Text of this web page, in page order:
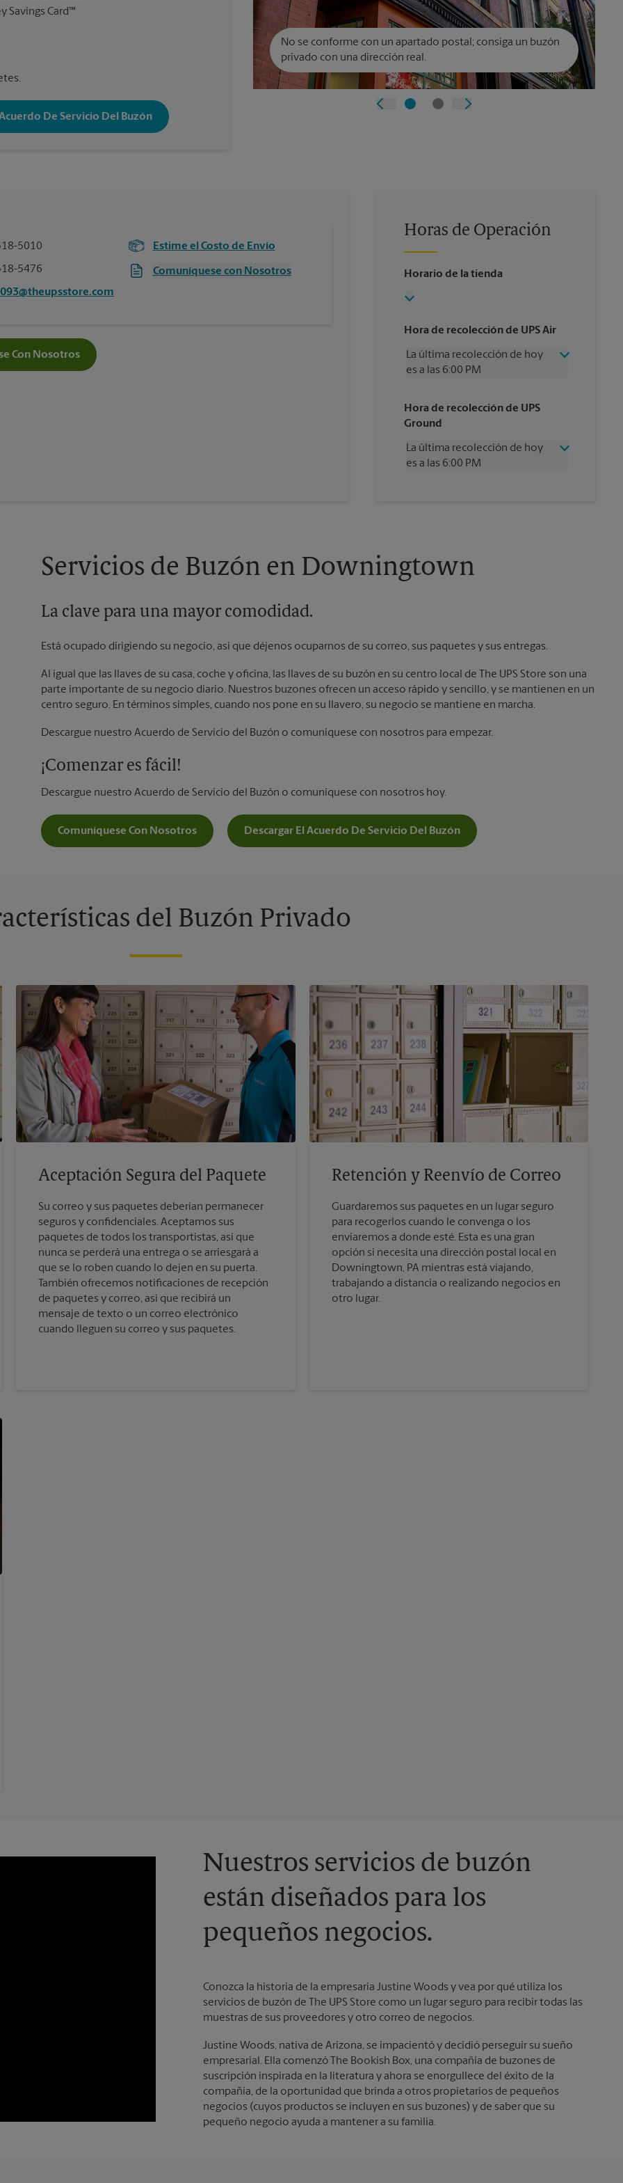
Savings Card™
De Servicio Del Buzón
No se conforme con un apartado postal; consiga un buzón
privado con una dirección real.
5010
5476
Estime el Costo de Envío
Comuníquese con Nosotros
Con Nosotros
Horas de Operación
Horario de la tienda
Hora de recolección de UPS Air
La última recolección de hoy
es a las 6:00 PM
Jueves
6:00 PM
Viernes
Sábado
2:00 PM
Domingo
Sin Recolección
Hora de recolección de UPS
Ground
La última recolección de hoy
es a las 6:00 PM
Lunes
Martes
Servicios de Buzón en Downingtown
La clave para una mayor comodidad.
Está ocupado dirigiendo su negocio, así que déjenos ocuparnos de su correo, sus paquetes y sus entregas.
Al igual que las llaves de su casa, coche y oficina, las llaves de su buzón en su centro local de The UPS Store son una
parte importante de su negocio diario. Nuestros buzones ofrecen un acceso rápido y sencillo, y se mantienen en un
centro seguro. En términos simples, cuando nos pone en su llavero, su negocio se mantiene en marcha.
Descargue nuestro Acuerdo de Servicio del Buzón o comuníquese con nosotros para empezar.
¡Comenzar es fácil!
Descargue nuestro Acuerdo de Servicio del Buzón o comuníquese con nosotros hoy.
Comuníquese Con Nosotros Descargar El Acuerdo De Servicio Del Buzón
del Buzón Privado
Aceptación Segura del Paquete
Su correo y sus paquetes deberían permanecer
seguros y confidenciales. Aceptamos sus
paquetes de todos los transportistas, así que
nunca se perderá una entrega o se arriesgará a
que se lo roben cuando lo dejen en su puerta.
También ofrecemos notificaciones de recepción
de paquetes y correo, así que recibirá un
mensaje de texto o un correo electrónico
cuando lleguen su correo y sus paquetes.
Retención y Reenvío de Correo
Guardaremos sus paquetes en un lugar seguro
para recogerlos cuando le convenga o los
enviaremos a donde esté. Esta es una gran
opción si necesita una dirección postal local en
Downingtown, PA mientras está viajando,
trabajando a distancia o realizando negocios en
otro lugar.
Nuestros servicios de buzón
están diseñados para los
pequeños negocios.
Conozca la historia de la empresaria Justine Woods y vea por qué utiliza los
servicios de buzón de The UPS Store como un lugar seguro para recibir todas las
muestras de sus proveedores y otro correo de negocios.
Justine Woods, nativa de Arizona, se impacientó y decidió perseguir su sueño
empresarial. Ella comenzó The Bookish Box, una compañía de buzones de
suscripción inspirada en la literatura y ahora se enorgullece del éxito de la
compañía, de la oportunidad que brinda a otros propietarios de pequeños
negocios (cuyos productos se incluyen en sus buzones) y de saber que su
pequeño negocio ayuda a mantener a su familia.